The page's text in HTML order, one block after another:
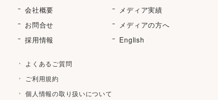
会社概要
メディア実績
お問合せ
メディアの方へ
採用情報
English
よくあるご質問
ご利用規約
個人情報の取り扱いについて